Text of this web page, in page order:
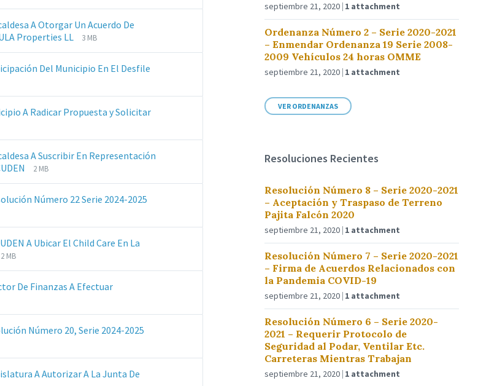
pdf
A Otorgar Un Acuerdo De
Properties LL
Extensiones
pdf
Tamaño
3 MB
Del Municipio En El Desfile
A Radicar Propuesta y Solicitar
A Suscribir En Representación
Extensiones
pdf
Tamaño
archive:
2 MB
Número 22 Serie 2024-2025
A Ubicar El Child Care En La
Extensiones
pdf
Tamaño
2 MB
De Finanzas A Efectuar
Número 20, Serie 2024-2025
A Autorizar A La Junta De
septiembre 21, 2020 1 attachment
Ordenanza Número 2 – Serie 2020-2021
– Enmendar Ordenanza 19 Serie 2008-
2009 Vehículos 24 horas OMME
septiembre 21, 2020 1 attachment
VER ORDENANZAS
Resoluciones Recientes
Resolución Número 8 – Serie 2020-2021
– Aceptación y Traspaso de Terreno
Pajita Falcón 2020
septiembre 21, 2020 1 attachment
Resolución Número 7 – Serie 2020-2021
– Firma de Acuerdos Relacionados con
la Pandemia COVID-19
septiembre 21, 2020 1 attachment
Resolución Número 6 – Serie 2020-
2021 – Requerir Protocolo de
Seguridad al Podar, Ventilar Etc.
Carreteras Mientras Trabajan
septiembre 21, 2020 1 attachment